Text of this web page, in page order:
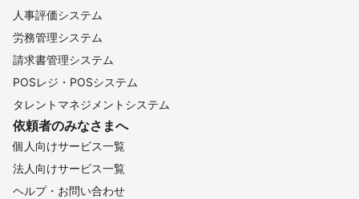
人事評価システム
労務管理システム
請求書管理システム
POSレジ・POSシステム
タレントマネジメントシステム
依頼者のみなさまへ
個人向けサービス一覧
法人向けサービス一覧
ヘルプ・お問い合わせ